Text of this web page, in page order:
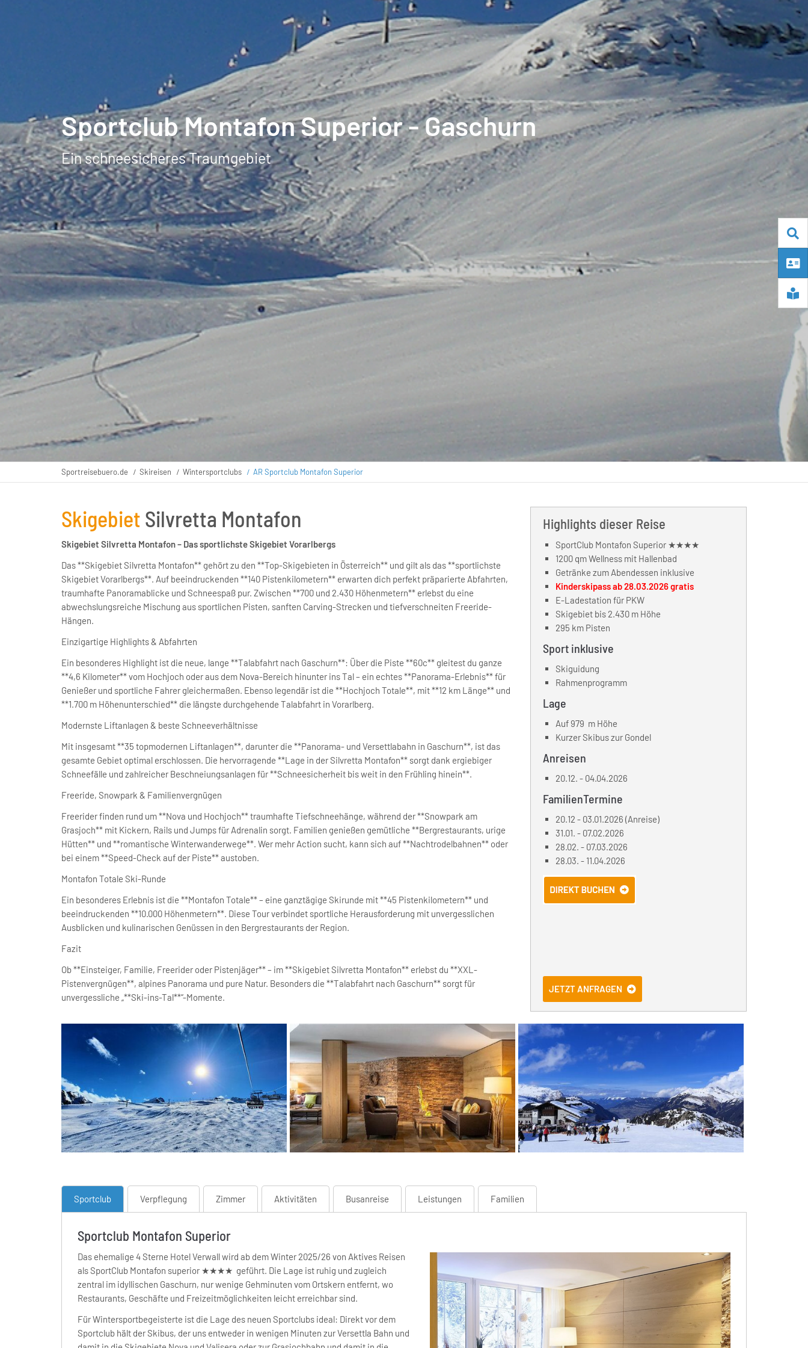
Sportclub Montafon Superior - Gaschurn
Ein schneesicheres Traumgebiet
Sportreisebuero.de Skireisen Wintersportclubs AR Sportclub Montafon Superior
Skigebiet Silvretta Montafon
Skigebiet Silvretta Montafon – Das sportlichste Skigebiet Vorarlbergs
Das **Skigebiet Silvretta Montafon** gehört zu den **Top-Skigebieten in Österreich** und gilt als das **sportlichste
Skigebiet Vorarlbergs**. Auf beeindruckenden **140 Pistenkilometern** erwarten dich perfekt präparierte Abfahrten,
traumhafte Panoramablicke und Schneespaß pur. Zwischen **700 und 2.430 Höhenmetern** erlebst du eine
abwechslungsreiche Mischung aus sportlichen Pisten, sanften Carving-Strecken und tiefverschneiten Freeride-
Hängen.
Einzigartige Highlights & Abfahrten
Ein besonderes Highlight ist die neue, lange **Talabfahrt nach Gaschurn**: Über die Piste **60c** gleitest du ganze
**4,6 Kilometer** vom Hochjoch oder aus dem Nova-Bereich hinunter ins Tal – ein echtes **Panorama-Erlebnis** für
Genießer und sportliche Fahrer gleichermaßen. Ebenso legendär ist die **Hochjoch Totale**, mit **12 km Länge** und
**1.700 m Höhenunterschied** die längste durchgehende Talabfahrt in Vorarlberg.
Modernste Liftanlagen & beste Schneeverhältnisse
Mit insgesamt **35 topmodernen Liftanlagen**, darunter die **Panorama- und Versettlabahn in Gaschurn**, ist das
gesamte Gebiet optimal erschlossen. Die hervorragende **Lage in der Silvretta Montafon** sorgt dank ergiebiger
Schneefälle und zahlreicher Beschneiungsanlagen für **Schneesicherheit bis weit in den Frühling hinein**.
Freeride, Snowpark & Familienvergnügen
Freerider finden rund um **Nova und Hochjoch** traumhafte Tiefschneehänge, während der **Snowpark am
Grasjoch** mit Kickern, Rails und Jumps für Adrenalin sorgt. Familien genießen gemütliche **Bergrestaurants, urige
Hütten** und **romantische Winterwanderwege**. Wer mehr Action sucht, kann sich auf **Nachtrodelbahnen** oder
bei einem **Speed-Check auf der Piste** austoben.
Montafon Totale Ski-Runde
Ein besonderes Erlebnis ist die **Montafon Totale** – eine ganztägige Skirunde mit **45 Pistenkilometern** und
beeindruckenden **10.000 Höhenmetern**. Diese Tour verbindet sportliche Herausforderung mit unvergesslichen
Ausblicken und kulinarischen Genüssen in den Bergrestaurants der Region.
Fazit
Ob **Einsteiger, Familie, Freerider oder Pistenjäger** – im **Skigebiet Silvretta Montafon** erlebst du **XXL-
Pistenvergnügen**, alpines Panorama und pure Natur. Besonders die **Talabfahrt nach Gaschurn** sorgt für
unvergessliche „**Ski-ins-Tal**“-Momente.
Highlights dieser Reise
SportClub Montafon Superior ★★★★
1200 qm Wellness mit Hallenbad
Getränke zum Abendessen inklusive
Kinderskipass ab 28.03.2026 gratis
E-Ladestation für PKW
Skigebiet bis 2.430 m Höhe
295 km Pisten
Sport inklusive
Skiguidung
Rahmenprogramm
Lage
Auf 979 m Höhe
Kurzer Skibus zur Gondel
Anreisen
20.12. - 04.04.2026
FamilienTermine
20.12 - 03.01.2026 (Anreise)
31.01. - 07.02.2026
28.02. - 07.03.2026
28.03. - 11.04.2026
JETZT ANFRAGEN
Sportclub Verpflegung Zimmer Aktivitäten Busanreise Leistungen Familien
Sportclub Montafon Superior
Das ehemalige 4 Sterne Hotel Verwall wird ab dem Winter 2025/26 von Aktives Reisen
als SportClub Montafon superior ★★★★ geführt. Die Lage ist ruhig und zugleich
zentral im idyllischen Gaschurn, nur wenige Gehminuten vom Ortskern entfernt, wo
Restaurants, Geschäfte und Freizeitmöglichkeiten leicht erreichbar sind.
Für Wintersportbegeisterte ist die Lage des neuen Sportclubs ideal: Direkt vor dem
Sportclub hält der Skibus, der uns entweder in wenigen Minuten zur Versettla Bahn und